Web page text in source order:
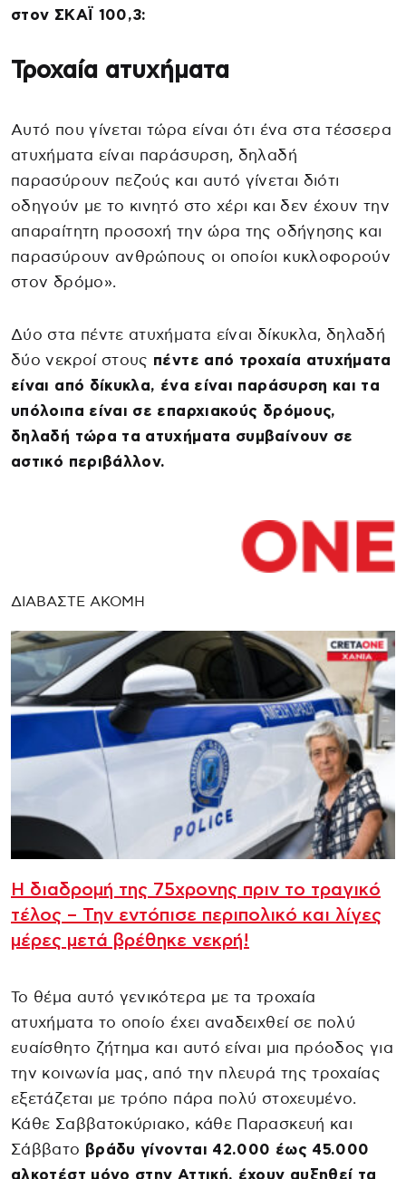
στον ΣΚΑΪ 100,3:
Τροχαία ατυχήματα
Αυτό που γίνεται τώρα είναι ότι ένα στα τέσσερα
ατυχήματα είναι παράσυρση, δηλαδή
παρασύρουν πεζούς και αυτό γίνεται διότι
οδηγούν με το κινητό στο χέρι και δεν έχουν την
απαραίτητη προσοχή την ώρα της οδήγησης και
παρασύρουν ανθρώπους οι οποίοι κυκλοφορούν
στον δρόμο».
Δύο στα πέντε ατυχήματα είναι δίκυκλα, δηλαδή
δύο νεκροί στους πέντε από τροχαία ατυχήματα
είναι από δίκυκλα, ένα είναι παράσυρση και τα
υπόλοιπα είναι σε επαρχιακούς δρόμους,
δηλαδή τώρα τα ατυχήματα συμβαίνουν σε
αστικό περιβάλλον.
ΔΙΑΒΑΣΤΕ ΑΚΟΜΗ
Η διαδρομή της 75χρονης πριν το τραγικό
τέλος – Την εντόπισε περιπολικό και λίγες
μέρες μετά βρέθηκε νεκρή!
Το θέμα αυτό γενικότερα με τα τροχαία
ατυχήματα το οποίο έχει αναδειχθεί σε πολύ
ευαίσθητο ζήτημα και αυτό είναι μια πρόοδος για
την κοινωνία μας, από την πλευρά της τροχαίας
εξετάζεται με τρόπο πάρα πολύ στοχευμένο.
Κάθε Σαββατοκύριακο, κάθε Παρασκευή και
Σάββατο βράδυ γίνονται 42.000 έως 45.000
αλκοτέστ μόνο στην Αττική, έχουν αυξηθεί τα